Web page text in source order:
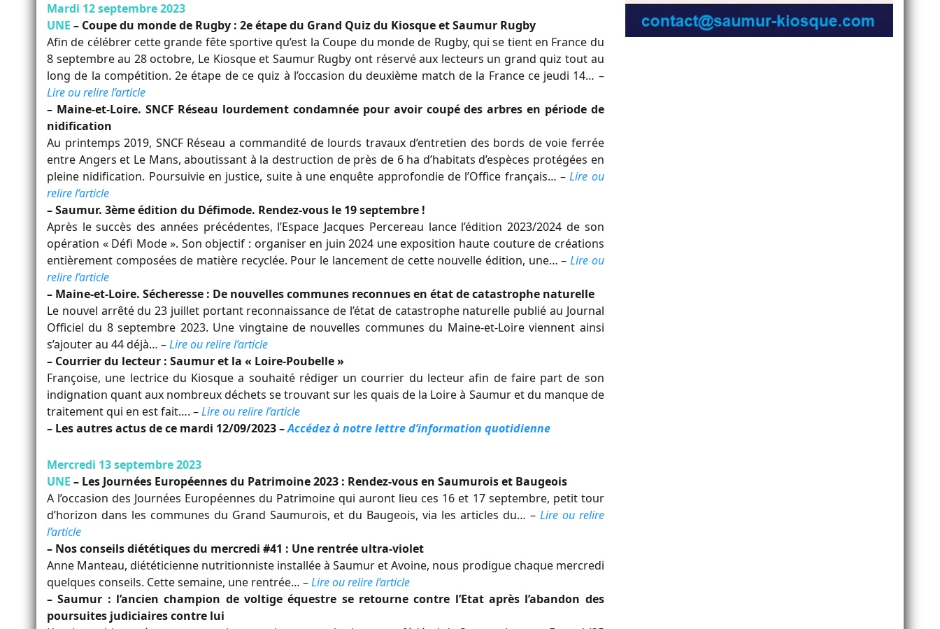
Mardi 12 septembre 2023
UNE – Coupe du monde de Rugby : 2e étape du Grand Quiz du Kiosque et Saumur Rugby
Afin de célébrer cette grande fête sportive qu’est la Coupe du monde de Rugby, qui se tient en France du
8 septembre au 28 octobre, Le Kiosque et Saumur Rugby ont réservé aux lecteurs un grand quiz tout au
long de la compétition. 2e étape de ce quiz à l’occasion du deuxième match de la France ce jeudi 14… –
Lire ou relire l’article
– Maine-et-Loire. SNCF Réseau lourdement condamnée pour avoir coupé des arbres en période de
nidification
Au printemps 2019, SNCF Réseau a commandité de lourds travaux d’entretien des bords de voie ferrée
entre Angers et Le Mans, aboutissant à la destruction de près de 6 ha d’habitats d’espèces protégées en
pleine nidification. Poursuivie en justice, suite à une enquête approfondie de l’Office français… –Lire ou
relire l’article
– Saumur. 3ème édition du Défimode. Rendez-vous le 19 septembre !
Après le succès des années précédentes, l’Espace Jacques Percereau lance l’édition 2023/2024 de son
opération « Défi Mode ». Son objectif : organiser en juin 2024 une exposition haute couture de créations
entièrement composées de matière recyclée. Pour le lancement de cette nouvelle édition, une… – Lire ou
relire l’article
– Maine-et-Loire. Sécheresse : De nouvelles communes reconnues en état de catastrophe naturelle
Le nouvel arrêté du 23 juillet portant reconnaissance de l’état de catastrophe naturelle publié au Journal
Officiel du 8 septembre 2023. Une vingtaine de nouvelles communes du Maine-et-Loire viennent ainsi
s’ajouter au 44 déjà… –Lire ou relire l’article
– Courrier du lecteur : Saumur et la « Loire-Poubelle »
Françoise, une lectrice du Kiosque a souhaité rédiger un courrier du lecteur afin de faire part de son
indignation quant aux nombreux déchets se trouvant sur les quais de la Loire à Saumur et du manque de
traitement qui en est fait…. –Lire ou relire l’article
– Les autres actus de ce mardi 12/09/2023 –Accédez à notre lettre d’information quotidienne
Mercredi 13 septembre 2023
UNE – Les Journées Européennes du Patrimoine 2023 : Rendez-vous en Saumurois et Baugeois
A l’occasion des Journées Européennes du Patrimoine qui auront lieu ces 16 et 17 septembre, petit tour
d’horizon dans les communes du Grand Saumurois, et du Baugeois, via les articles du… – Lire ou relire
l’article
– Nos conseils diététiques du mercredi #41 : Une rentrée ultra-violet
Anne Manteau, diététicienne nutritionniste installée à Saumur et Avoine, nous prodigue chaque mercredi
quelques conseils. Cette semaine, une rentrée… –Lire ou relire l’article
– Saumur : l’ancien champion de voltige équestre se retourne contre l’Etat après l’abandon des
poursuites judiciaires contre lui